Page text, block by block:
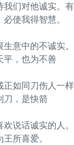
我们对他诚实。
使我得智慧。
生意中的不诚实
平，也为不善
正如同刀伤人一
刀，是快箭
欢说话诚实的人
所喜爱。